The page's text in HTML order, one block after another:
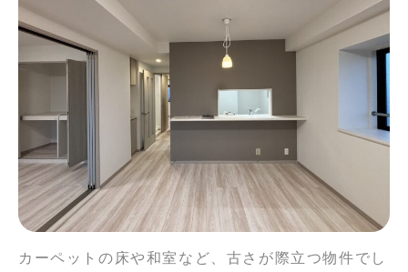
カーペットの床や和室など、古さが際立つ物件でし